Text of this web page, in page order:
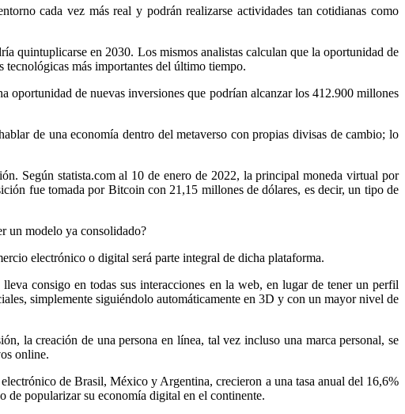
cada vez más real y podrán realizarse actividades tan cotidianas como
quintuplicarse en 2030. Los mismos analistas calculan que la oportunidad de
más importantes del último tiempo.
oportunidad de nuevas inversiones que podrían alcanzar los 412.900 millones
de una economía dentro del metaverso con propias divisas de cambio; lo
Según statista.com al 10 de enero de 2022, la principal moneda virtual por
fue tomada por Bitcoin con 21,15 millones de dólares, es decir, un tipo de
un modelo ya consolidado?
electrónico o digital será parte integral de dicha plataforma.
consigo en todas sus interacciones en la web, en lugar de tener un perfil
simplemente siguiéndolo automáticamente en 3D y con un mayor nivel de
la creación de una persona en línea, tal vez incluso una marca personal, se
online.
de Brasil, México y Argentina, crecieron a una tasa anual del 16,6%
de popularizar su economía digital en el continente.